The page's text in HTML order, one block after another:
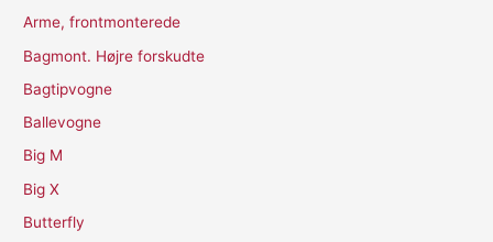
Arme, frontmonterede
Bagmont. Højre forskudte
Bagtipvogne
Ballevogne
Big M
Big X
Butterfly